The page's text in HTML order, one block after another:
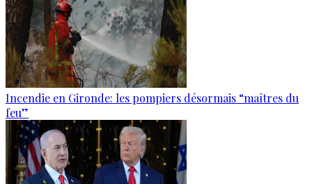
Incendie en Gironde: les pompiers désormais “maîtres du
feu”